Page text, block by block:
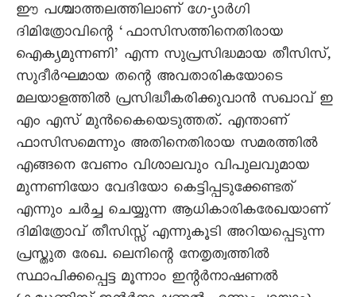
ഈ പശ്ചാത്തലത്തിലാണ് ഗേ-്യാർഗി
ദിമിത്രോവിന്റെ ‘ഫാസിസത്തിനെതിരായ
ഐക്യമുന്നണി’ എന്ന സുപ്രസിദ്ധമായ തീസിസ്,
സുദീർഘമായ തന്റെ അവതാരികയോടെ
മലയാളത്തിൽ പ്രസിദ്ധീകരിക്കുവാൻ സഖാവ് ഇ
എം എസ് മുൻകെെയെടുത്തത്. എന്താണ്
ഫാസിസമെന്നും അതിനെതിരായ സമരത്തിൽ
എങ്ങനെ വേണം വിശാലവും വിപുലവുമായ
മുന്നണിയോ വേദിയോ കെട്ടിപ്പടുക്കേണ്ടത്
എന്നും ചർച്ച ചെയ്യുന്ന ആധികാരികരേഖയാണ്
ദിമിത്രോവ് തീസിസ്സ് എന്നുകൂടി അറിയപ്പെടുന്ന
പ്രസ്തുത രേഖ. ലെനിന്റെ നേതൃത്വത്തിൽ
സ്ഥാപിക്കപ്പെട്ട മൂന്നാം ഇന്റർനാഷണൽ